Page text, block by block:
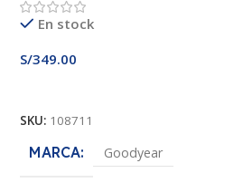
En stock
S/349.00
SKU: 108711
MARCA Goodyear